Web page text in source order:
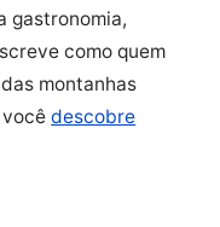
gastronomia,
como quem
montanhas
vocêdescobre